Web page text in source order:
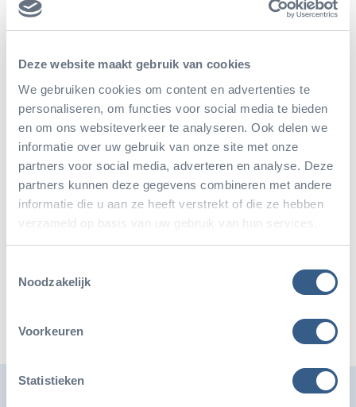
Deze website maakt gebruik van cookies
We gebruiken cookies om content en advertenties te
personaliseren, om functies voor social media te bieden
en om ons websiteverkeer te analyseren. Ook delen we
informatie over uw gebruik van onze site met onze
partners voor social media, adverteren en analyse. Deze
partners kunnen deze gegevens combineren met andere
informatie die u aan ze heeft verstrekt of die ze hebben
verzameld op basis van uw gebruik van hun services.
Noodzakelijk
Voorkeuren
Statistieken
educatie over duurzame ontwikkeling, de kansen en
educatie en technieken om de bezoekers te
informeren over het beleid van moderne
dierenparken.
Deel dit artikel
Deel op WhatsApp
Kopieer link